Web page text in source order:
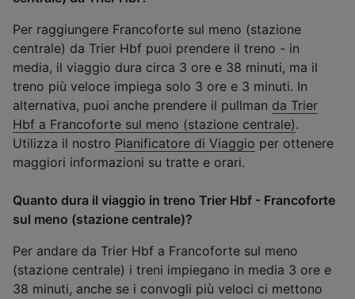
Per raggiungere Francoforte sul meno (stazione
centrale) da Trier Hbf puoi prendere il treno - in
media, il viaggio dura circa 3 ore e 38 minuti, ma il
treno più veloce impiega solo 3 ore e 3 minuti. In
alternativa, puoi anche prendere il pullman da Trier
Hbf a Francoforte sul meno (stazione centrale).
Utilizza il nostro Pianificatore di Viaggio per ottenere
maggiori informazioni su tratte e orari.
Quanto dura il viaggio in treno Trier Hbf - Francoforte
sul meno (stazione centrale)?
Per andare da Trier Hbf a Francoforte sul meno
(stazione centrale) i treni impiegano in media 3 ore e
38 minuti, anche se i convogli più veloci ci mettono